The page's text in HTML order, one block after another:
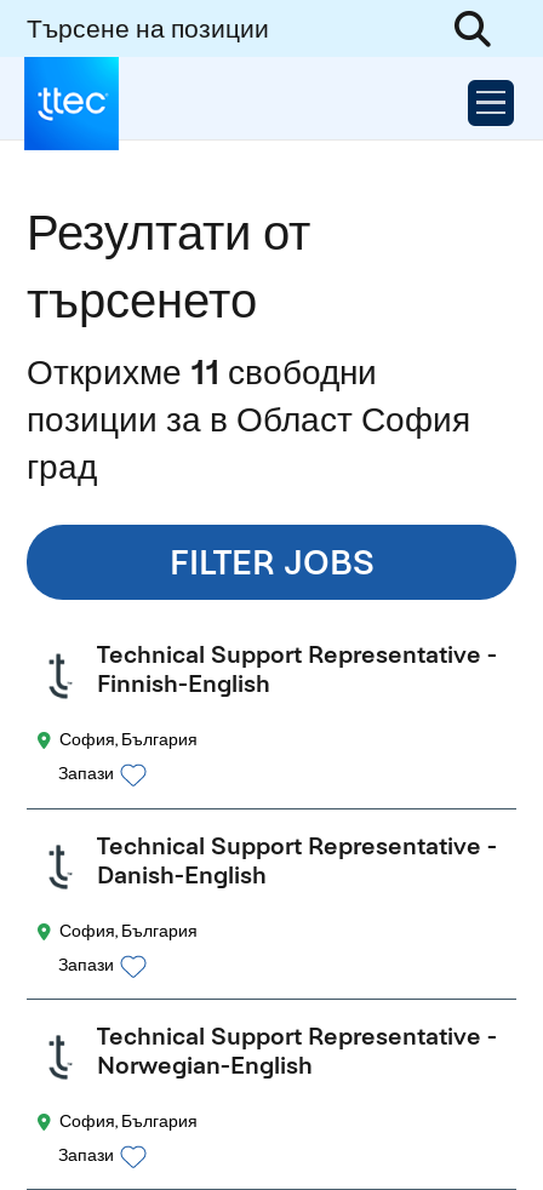
Търсене на позиции
Резултати от
търсенето
Открихме 11 свободни
позиции за в Област София
град
FILTER JOBS
Technical Support Representative -
Finnish-English
София, България
Запази
Technical Support Representative -
Danish-English
София, България
Запази
Technical Support Representative -
Norwegian-English
София, България
Запази